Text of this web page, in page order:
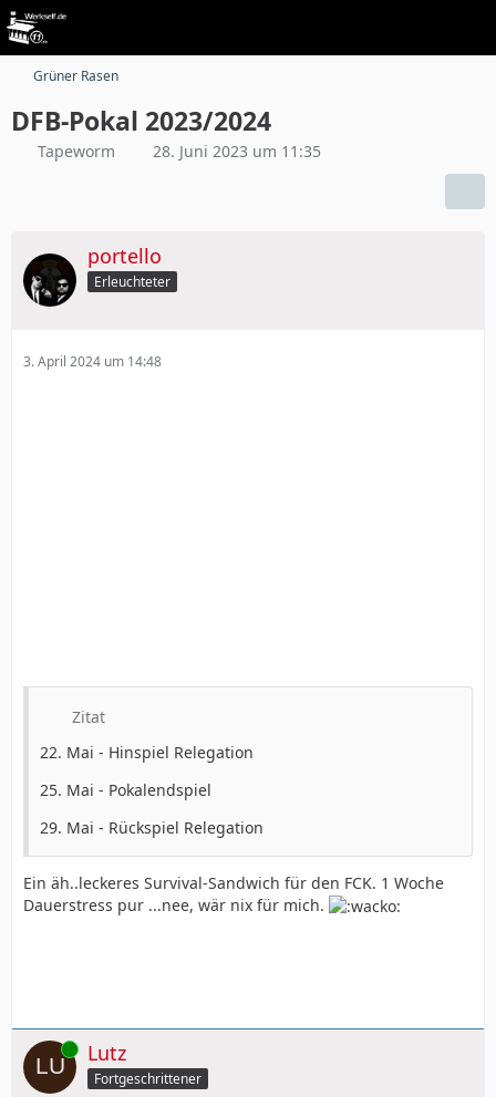
Grüner Rasen
DFB-Pokal 2023/2024
Tapeworm 28. Juni 2023 um 11:35
portello
Erleuchteter
3. April 2024 um 14:48
Zitat
22. Mai - Hinspiel Relegation
25. Mai - Pokalendspiel
29. Mai - Rückspiel Relegation
Ein äh..leckeres Survival-Sandwich für den FCK. 1 Woche
Dauerstress pur ...nee, wär nix für mich.
Online Lutz
Fortgeschrittener